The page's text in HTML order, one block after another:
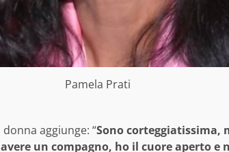
Pamela Prati
aggiunge: “Sono corteggiatissima,
avere un compagno, ho il cuore aperto